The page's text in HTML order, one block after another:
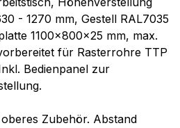
- 1270 mm, Gestell RAL7035
1100x800x25 mm, max.
für Rasterrohre TTP
Bedienpanel zur
Zubehör. Abstand